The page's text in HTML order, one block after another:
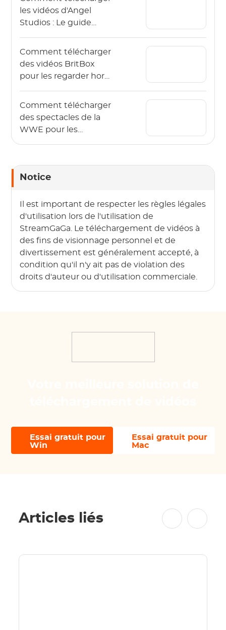
les vidéos d'Angel
Studios : Le guide
Comment télécharger
des vidéos BritBox
pour les regarder hors
Comment télécharger
des spectacles de la
WWE pour les
Notice
Il est important de respecter les règles légales
d'utilisation lors de l'utilisation de
StreamGaGa. Le téléchargement de vidéos à
des fins de visionnage personnel et de
divertissement est généralement accepté, à
condition qu'il n'y ait pas de violation des
droits d'auteur ou d'utilisation commerciale.
Essai gratuit pour
Win
Essai gratuit pour
Mac
Articles liés